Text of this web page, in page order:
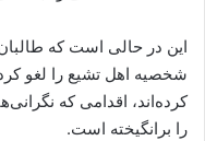
این در حالی است که
شخصیه اهل تشیع را لغو
کرده‌اند، اقدامی که
را برانگیخته است.